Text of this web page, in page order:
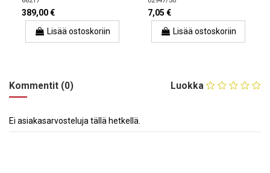
389,00 €
Lisää ostoskoriin
7,05 €
Lisää ostoskoriin
Luokka
Kommentit (0)
Ei asiakasarvosteluja tällä hetkellä.